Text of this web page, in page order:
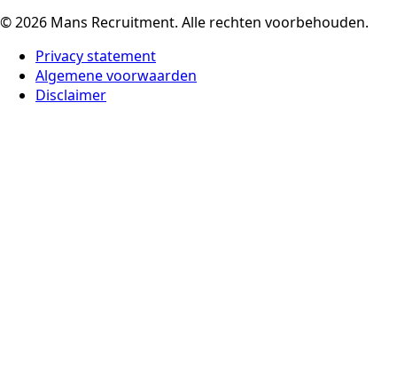
© 2026 Mans Recruitment. Alle rechten voorbehouden.
Privacy statement
Algemene voorwaarden
Disclaimer